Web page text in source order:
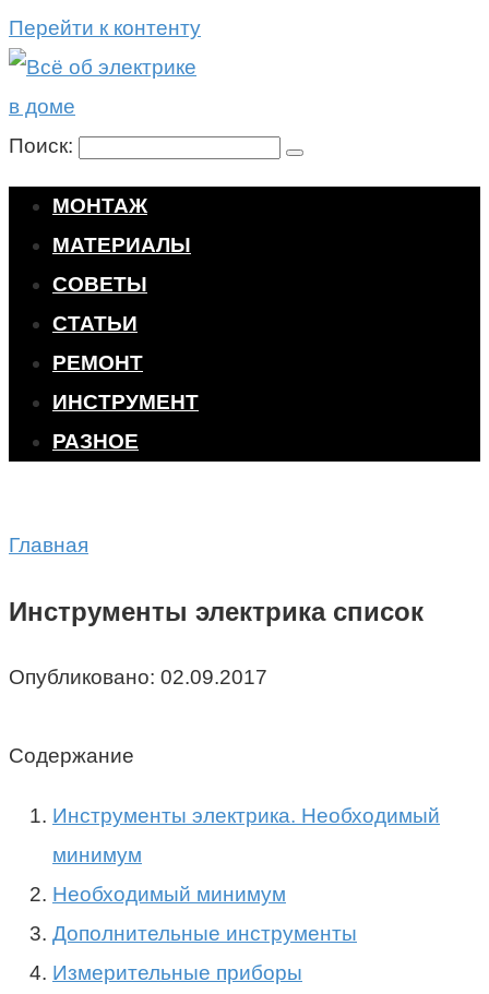
Перейти к контенту
Поиск:
МОНТАЖ
МАТЕРИАЛЫ
СОВЕТЫ
СТАТЬИ
РЕМОНТ
ИНСТРУМЕНТ
РАЗНОЕ
Главная
Инструменты электрика список
Опубликовано: 02.09.2017
Содержание
Инструменты электрика. Необходимый
минимум
Необходимый минимум
Дополнительные инструменты
Измерительные приборы